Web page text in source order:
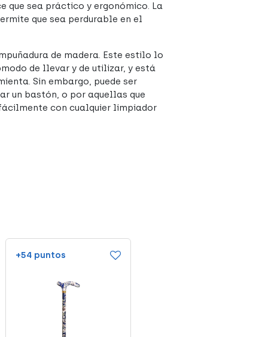
que sea práctico y ergonómico. La
que sea perdurable en el
de madera. Este estilo lo
de llevar y de utilizar, y está
Sin embargo, puede ser
un bastón, o por aquellas que
con cualquier limpiador
+54 puntos